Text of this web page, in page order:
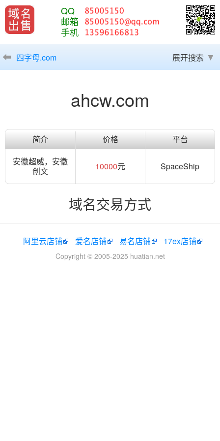
QQ
邮箱
手机
四字母.com 展开搜索
ahcw.com
简介 价格
平台
安徽超威，安徽
创文
10000元 SpaceShip
域名交易方式
阿里云店铺 爱名店铺 易名店铺 17ex店铺
Copyright © 2005-2025 huatian.net